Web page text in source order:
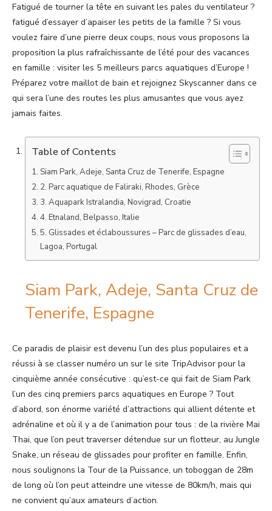
Fatigué de tourner la tête en suivant les pales du ventilateur ?
fatigué d’essayer d’apaiser les petits de la famille ? Si vous
voulez faire d’une pierre deux coups, nous vous proposons la
proposition la plus rafraîchissante de l’été pour des vacances
en famille : visiter les 5 meilleurs parcs aquatiques d’Europe !
Préparez votre maillot de bain et rejoignez Skyscanner dans ce
qui sera l’une des routes les plus amusantes que vous ayez
jamais faites.
Table of Contents
Siam Park, Adeje, Santa Cruz de Tenerife, Espagne
2. Parc aquatique de Faliraki, Rhodes, Grèce
3. Aquapark Istralandia, Novigrad, Croatie
4. Etnaland, Belpasso, Italie
5. Glissades et éclaboussures – Parc de glissades d’eau,
Lagoa, Portugal
Siam Park, Adeje, Santa Cruz de
Tenerife, Espagne
Ce paradis de plaisir est devenu l’un des plus populaires et a
réussi à se classer numéro un sur le site TripAdvisor pour la
cinquième année consécutive : qu’est-ce qui fait de Siam Park
l’un des cinq premiers parcs aquatiques en Europe ? Tout
d’abord, son énorme variété d’attractions qui allient détente et
adrénaline et où il y a de l’animation pour tous : de la rivière Mai
Thai, que l’on peut traverser détendue sur un flotteur, au Jungle
Snake, un réseau de glissades pour profiter en famille. Enfin,
nous soulignons la Tour de la Puissance, un toboggan de 28m
de long où l’on peut atteindre une vitesse de 80km/h, mais qui
ne convient qu’aux amateurs d’action.